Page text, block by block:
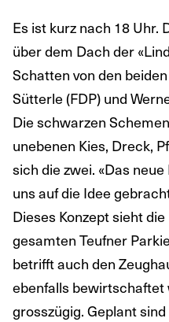
Es ist kurz nach 18 Uhr.
über dem Dach der
Schatten von den
Sütterle (FDP) und
Die schwarzen
unebenen Kies, Dreck,
sich die zwei. «Das
uns auf die Idee
Dieses Konzept sieht
gesamten Teufner
betrifft auch den
ebenfalls bewirtschaftet
grosszügig. Geplant